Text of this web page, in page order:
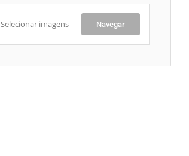
Selecionar imagens Navegar